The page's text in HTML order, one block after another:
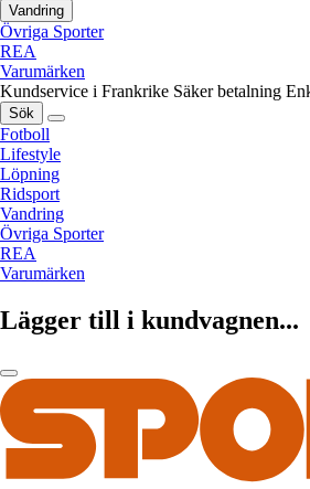
Vandring
Övriga Sporter
REA
Varumärken
Kundservice i Frankrike Säker betalning
Sök
Fotboll
Lifestyle
Löpning
Ridsport
Vandring
Övriga Sporter
REA
Varumärken
Lägger till i kundvagnen...